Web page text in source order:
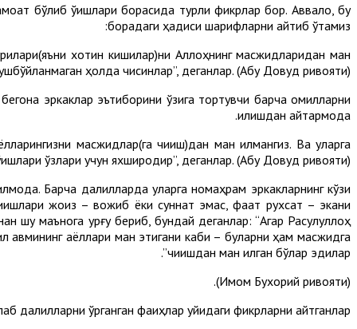
бўлиб ўқишлари борасида турли фикрлар бор. Аввало, бу
борадаги ҳадиси шарифларни айтиб ўтамиз:
хотин кишилар)ни Аллоҳнинг масжидларидан ман
ҳолда чиқсинлар”, деганлар. (Абу Довуд ривояти).
эркаклар эътиборини ўзига тортувчи барча омилларни
қилишдан қайтармоқда.
масжидлар(га чиқиш)дан ман қилмангиз. Ва уларга
ўзлари учун яхшироқдир”, деганлар. (Абу Довуд ривояти).
Барча далилларда уларга номаҳрам эркакларнинг кўзи
жоиз – вожиб ёки суннат эмас, фақат рухсат – экани
шу маънога урғу бериб, бундай деганлар: “Агар Расулуллоҳ
қавмининг аёллари ман этигани каби – буларни ҳам масжидга
чиқишдан ман қилган бўлар эдилар”.
(Имом Бухорий ривояти).
далилларни ўрганган фақиҳлар қуйидаги фикрларни айтганлар: